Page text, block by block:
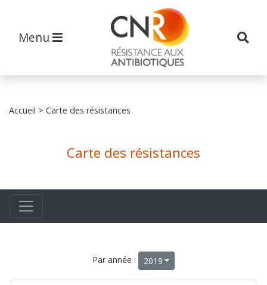
Menu
Accueil > Carte des résistances
Carte des résistances
Par année : 2019